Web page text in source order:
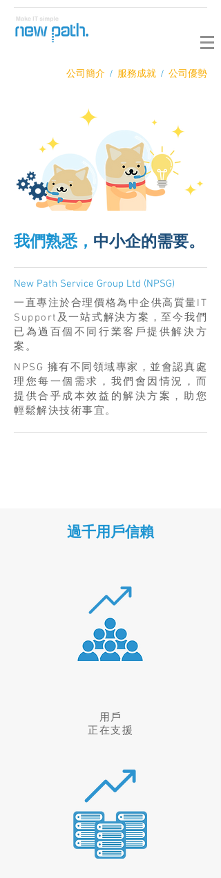
公司簡介 / 服務成就 / 公司優勢
我們熟悉， 中小企的​需要。
New Path Service Group Ltd (NPSG)
一直專注於合理價格為中企供高質量IT
Support及一站式解決方案，至今我們
已為過百個不同行業客戶提供解決方
案。
NPSG 擁有不同領域專家，並會認真處
理您每一個需求，我們會因情況，而
提供合乎成本效益的解決方案，助您
輕鬆解決技術事宜。
過千用戶信賴
用戶
正在支援